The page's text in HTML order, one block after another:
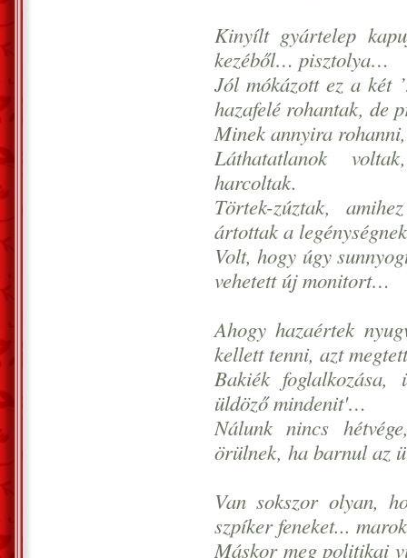
Kinyílt gyártelep
kezéből… pisztolya…
Jól mókázott ez a két
hazafelé rohantak, de
Minek annyira
Láthatatlanok
harcoltak.
Törtek-zúztak,
ártottak a
Volt, hogy úgy
vehetett új monitort…
Ahogy hazaértek
kellett tenni, azt
Bakiék foglalkozása,
üldöző mindenit'…
Nálunk nincs
örülnek, ha barnul az
Van sokszor olyan,
szpíker feneket...
Máskor meg politikai